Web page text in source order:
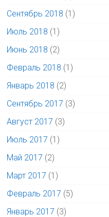
Сентябрь 2018 (1)
Июль 2018 (1)
Июнь 2018 (2)
Февраль 2018 (1)
Январь 2018 (2)
Сентябрь 2017 (3)
Август 2017 (3)
Июль 2017 (1)
Май 2017 (2)
Март 2017 (1)
Февраль 2017 (5)
Январь 2017 (3)